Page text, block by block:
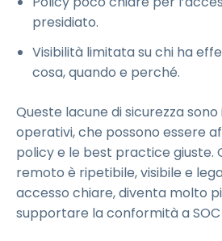
presidiato.
Visibilità limitata su chi ha
cosa, quando e perché.
Queste lacune di sicurezza
operativi, che possono essere
policy e le best practice giuste.
remoto è ripetibile, visibile e
accesso chiare, diventa molto
supportare la conformità a SOC